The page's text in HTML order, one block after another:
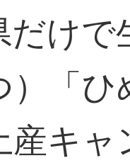
だけ
）「
産キ